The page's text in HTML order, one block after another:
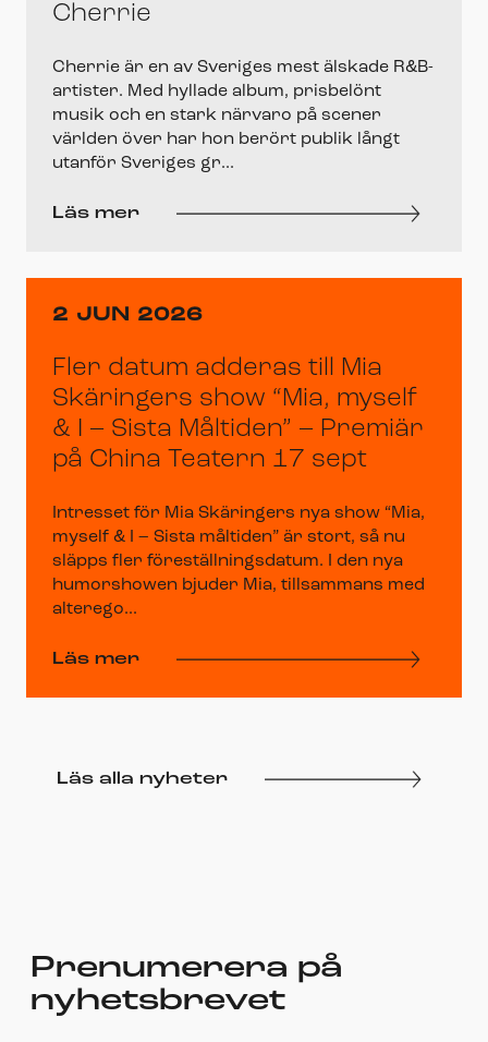
Cherrie
Cherrie är en av Sveriges mest älskade R&B-
artister. Med hyllade album, prisbelönt
musik och en stark närvaro på scener
världen över har hon berört publik långt
utanför Sveriges gr...
Läs mer
2 JUN 2026
Fler datum adderas till Mia
Skäringers show “Mia, myself
& I – Sista Måltiden” – Premiär
på China Teatern 17 sept
Intresset för Mia Skäringers nya show “Mia,
myself & I – Sista måltiden” är stort, så nu
släpps fler föreställningsdatum. I den nya
humorshowen bjuder Mia, tillsammans med
alterego...
Läs mer
Läs alla nyheter
Prenumerera på
nyhetsbrevet